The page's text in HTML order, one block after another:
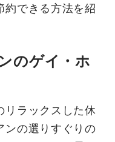
約できる方法を紹
のゲイ・ホ
リラックスした休
ンの選りすぐりの